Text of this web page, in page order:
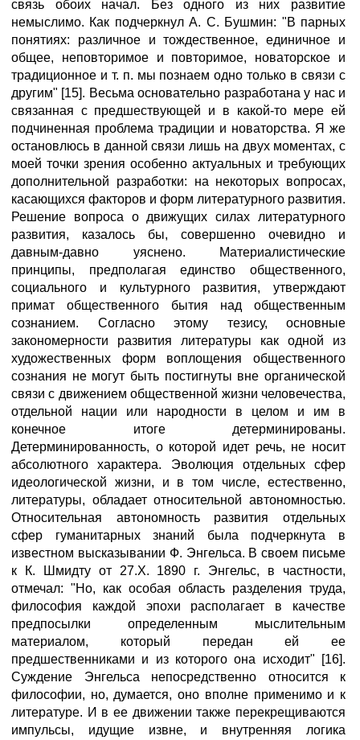
связь обоих начал. Без одного из них развитие
немыслимо. Как подчеркнул А. С. Бушмин: "В парных
понятиях: различное и тождественное, единичное и
общее, неповторимое и повторимое, новаторское и
традиционное и т. п. мы познаем одно только в связи с
другим" [15]. Весьма основательно разработана у нас и
связанная с предшествующей и в какой-то мере ей
подчиненная проблема традиции и новаторства. Я же
остановлюсь в данной связи лишь на двух моментах, с
моей точки зрения особенно актуальных и требующих
дополнительной разработки: на некоторых вопросах,
касающихся факторов и форм литературного развития.
Решение вопроса о движущих силах литературного
развития, казалось бы, совершенно очевидно и
давным-давно уяснено. Материалистические
принципы, предполагая единство общественного,
социального и культурного развития, утверждают
примат общественного бытия над общественным
сознанием. Согласно этому тезису, основные
закономерности развития литературы как одной из
художественных форм воплощения общественного
сознания не могут быть постигнуты вне органической
связи с движением общественной жизни человечества,
отдельной нации или народности в целом и им в
конечное итоге детерминированы.
Детерминированность, о которой идет речь, не носит
абсолютного характера. Эволюция отдельных сфер
идеологической жизни, и в том числе, естественно,
литературы, обладает относительной автономностью.
Относительная автономность развития отдельных
сфер гуманитарных знаний была подчеркнута в
известном высказывании Ф. Энгельса. В своем письме
к К. Шмидту от 27.X. 1890 г. Энгельс, в частности,
отмечал: "Но, как особая область разделения труда,
философия каждой эпохи располагает в качестве
предпосылки определенным мыслительным
материалом, который передан ей ее
предшественниками и из которого она исходит" [16].
Суждение Энгельса непосредственно относится к
философии, но, думается, оно вполне применимо и к
литературе. И в ее движении также перекрещиваются
импульсы, идущие извне, и внутренняя логика